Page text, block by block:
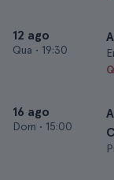
12 ago
Qua • 19:30
16 ago
Dom • 15:00